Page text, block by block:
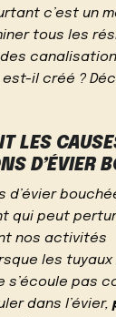
c’est un
tous les
est-il créé ?
LES
D’ÉVIER
d’évier
qui peut
nos activités
les
s’écoule pas
dans l’évier,